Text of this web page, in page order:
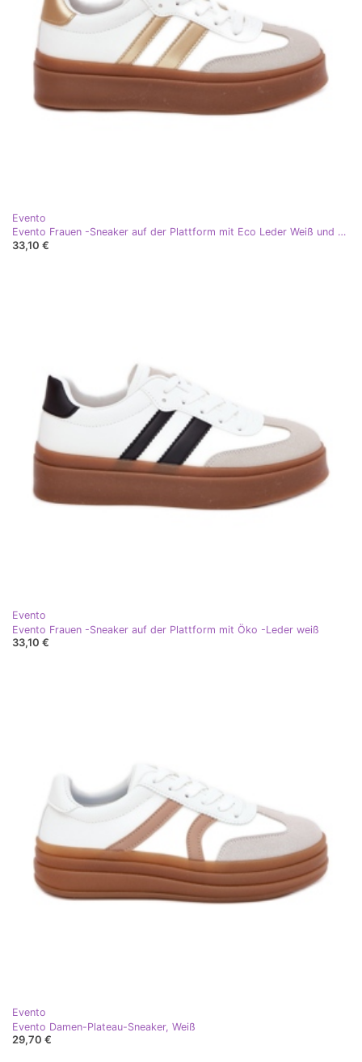
Evento
Evento Frauen -Sneaker auf der Plattform mit Eco Leder Weiß und Gold
33,10 €
Evento
Evento Frauen -Sneaker auf der Plattform mit Öko -Leder weiß
33,10 €
Evento
Evento Damen-Plateau-Sneaker, Weiß
29,70 €